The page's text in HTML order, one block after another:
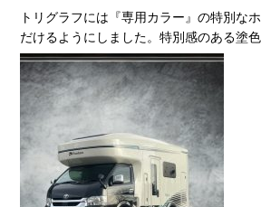
トリグラフには『専用カラー』の特別な
だけるようにしました。特別感のある塗色